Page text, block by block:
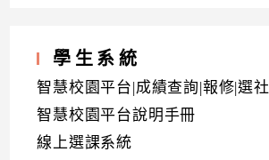
學生系統
智慧校園平台|成績查詢|報修|選社
智慧校園平台說明手冊
線上選課系統